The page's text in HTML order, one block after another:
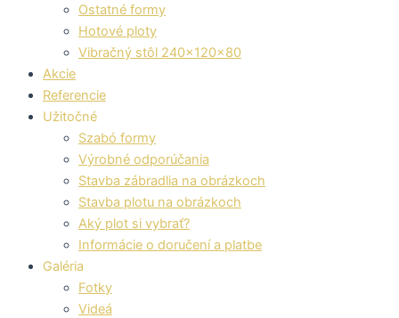
Ostatné formy
Hotové ploty
Vibračný stôl 240x120x80
Akcie
Referencie
Užitočné
Szabó formy
Výrobné odporúčania
Stavba zábradlia na obrázkoch
Stavba plotu na obrázkoch
Aký plot si vybrať?
Informácie o doručení a platbe
Galéria
Fotky
Videá